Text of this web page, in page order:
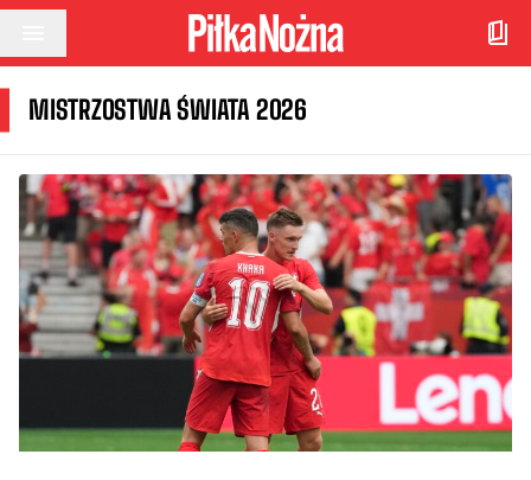
Przejdź do treści
MISTRZOSTWA ŚWIATA 2026